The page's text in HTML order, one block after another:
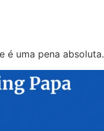
é uma pena absoluta.